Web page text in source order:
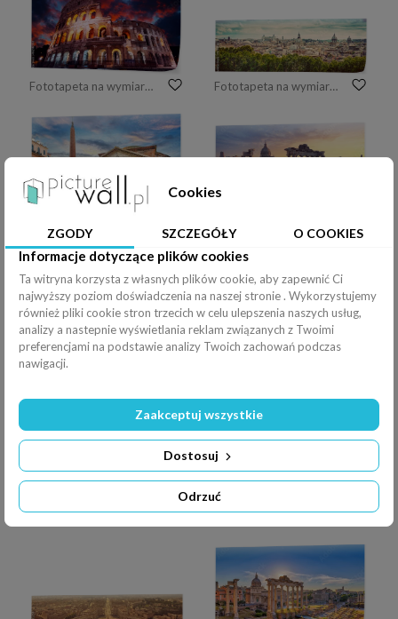
Fototapeta na wymiar Koloseum w Rzymie w nocy. Włochy, Europa Fototapeta na wymiar Panorama starożytnego miasta Rzym, Włochy. Zabytkowe
Fototapeta na wymiar rzymskie forum
Fototapeta na wymiar Widok Rzymu z Zamku Świętego Anioła Fototapeta na wymiar Zdjęcie lotnicze Rzymskiego Koloseum w Puli, Chorwacja w nocy
Cookies
ZGODY SZCZEGÓŁY O COOKIES
Informacje dotyczące plików cookies
Ta witryna korzysta z własnych plików cookie, aby zapewnić Ci
najwyższy poziom doświadczenia na naszej stronie . Wykorzystujemy
również pliki cookie stron trzecich w celu ulepszenia naszych usług,
analizy a nastepnie wyświetlania reklam związanych z Twoimi
preferencjami na podstawie analizy Twoich zachowań podczas
nawigacji.
Odrzuć
Dostosuj
Zaakceptuj wszystkie